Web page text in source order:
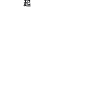
起